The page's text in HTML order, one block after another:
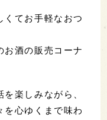
くてお手軽なおつ
お酒の販売コーナ
楽しみながら、
を心ゆくまで味わ